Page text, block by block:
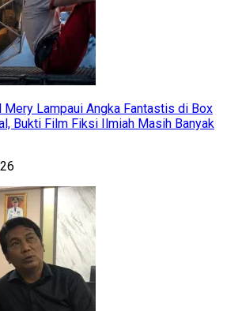
Mery Lampaui Angka Fantastis di Box
Bukti Film Fiksi Ilmiah Masih Banyak